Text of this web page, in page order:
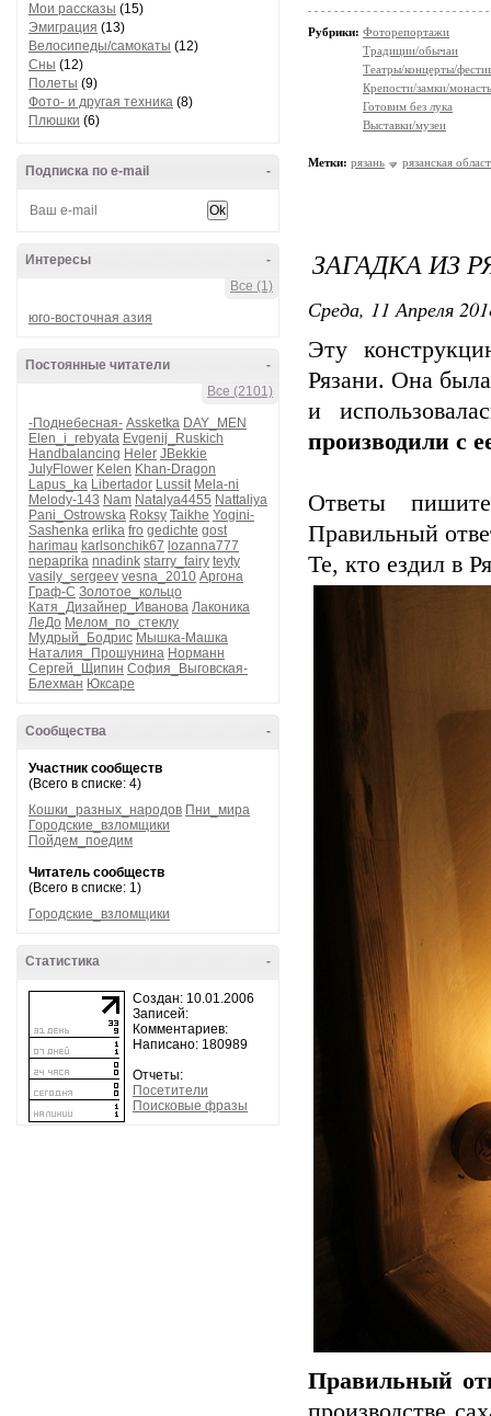
Мои рассказы (15)
Эмиграция (13)
Велосипеды/самокаты (12)
Сны (12)
Полеты (9)
Фото- и другая техника (8)
Плюшки (6)
-
Подписка по e-mail
-
Интересы
Все (1)
юго-восточная азия
-
Постоянные читатели
Все (2101)
-Поднебесная- Assketka DAY_MEN
Elen_i_rebyata Evgenij_Ruskich
Handbalancing Heler JBekkie
JulyFlower Kelen Khan-Dragon
Lapus_ka Libertador Lussit Mela-ni
Melody-143 Nam Natalya4455 Nattaliya
Pani_Ostrowska Roksy Taikhe Yogini-
Sashenka erlika fro gedichte gost
harimau karlsonchik67 lozanna777
nepaprika nnadink starry_fairy teyty
vasily_sergeev vesna_2010 Аргона
Граф-С Золотое_кольцо
Катя_Дизайнер_Иванова Лаконика
ЛеДо Мелом_по_стеклу
Мудрый_Бодрис Мышка-Машка
Наталия_Прошунина Норманн
Сергей_Щипин София_Выговская-
Блехман Юксаре
-
Сообщества
Участник сообществ
(Всего в списке: 4)
Кошки_разных_народов Пни_мира
Городские_взломщики
Пойдем_поедим
Читатель сообществ
(Всего в списке: 1)
Городские_взломщики
-
Статистика
Создан: 10.01.2006
Записей:
Комментариев:
Написано: 180989
Отчеты:
Посетители
Поисковые фразы
Рубрики: Фоторепортажи
Традиции/обычаи
Театры/концерты/
Крепости/замки/
Готовим без лука
Выставки/музеи
Метки: рязань рязанская
ЗАГАДКА ИЗ
Среда, 11 Апреля
Эту
Рязани. Она
и
производили с
Ответы
Правильный
Те, кто ездил в
Правильный